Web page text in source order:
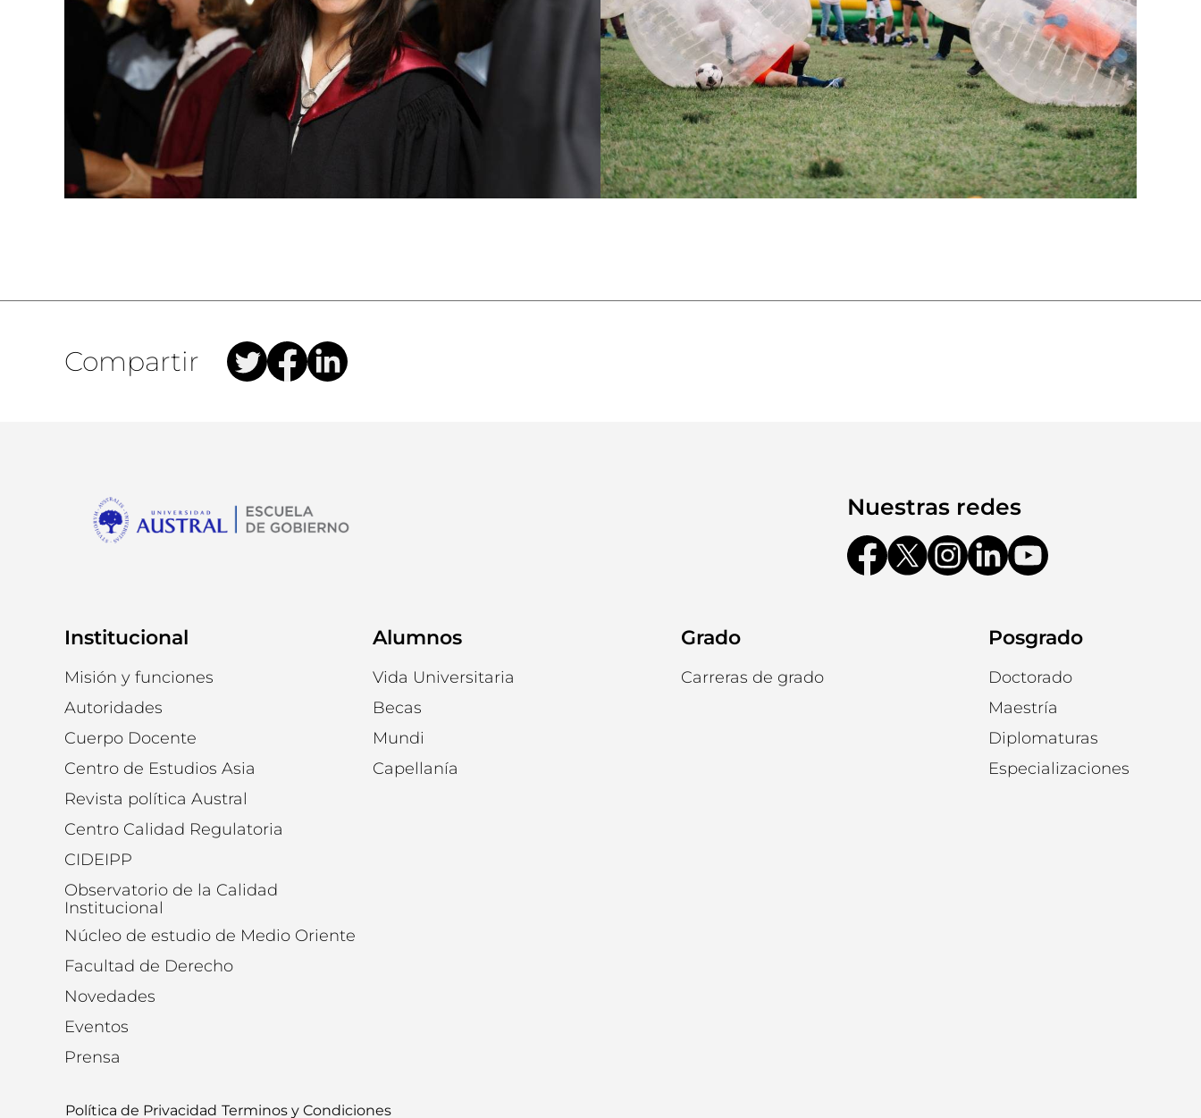
Compartir
Nuestras redes
Institucional
Misión y funciones
Autoridades
Cuerpo Docente
Centro de Estudios Asia
Revista política Austral
Centro Calidad Regulatoria
CIDEIPP
Observatorio de la Calidad
Institucional
Núcleo de estudio de Medio Oriente
Facultad de Derecho
Novedades
Eventos
Prensa
Alumnos
Vida Universitaria
Becas
Mundi
Capellanía
Grado
Carreras de grado
Posgrado
Doctorado
Maestría
Diplomaturas
Especializaciones
Política de Privacidad Terminos y Condiciones